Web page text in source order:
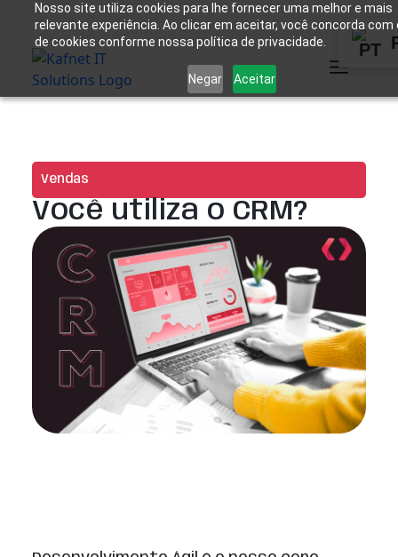
Nosso site utiliza cookies para lhe fornecer uma melhor e mais
relevante experiência. Ao clicar em aceitar, você concorda com
de cookies conforme nossa política de privacidade.
Negar Aceitar
Vendas
Você utiliza o CRM?